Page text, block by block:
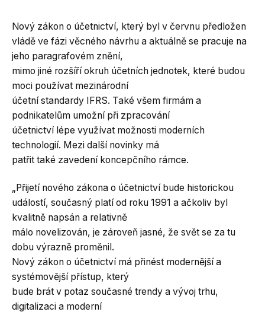
Nový zákon o účetnictví, který byl v červnu předložen
vládě ve fázi věcného návrhu a aktuálně se pracuje na
jeho paragrafovém znění,
mimo jiné rozšíří okruh účetních jednotek, které budou
moci používat mezinárodní
účetní standardy IFRS. Také všem firmám a
podnikatelům umožní při zpracování
účetnictví lépe využívat možnosti moderních
technologií. Mezi další novinky má
patřit také zavedení koncepčního rámce.
„Přijetí nového zákona o účetnictví bude historickou
událostí, současný platí od roku 1991 a ačkoliv byl
kvalitně napsán a relativně
málo novelizován, je zároveň jasné, že svět se za tu
dobu výrazně proměnil.
Nový zákon o účetnictví má přinést modernější a
systémovější přístup, který
bude brát v potaz současné trendy a vývoj trhu,
digitalizaci a moderní